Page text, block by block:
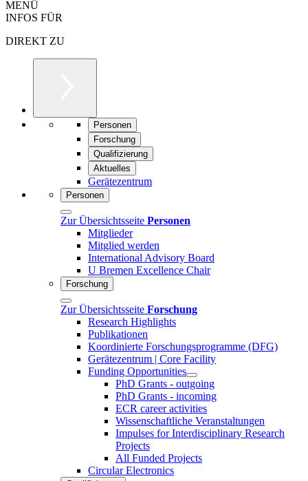
MENÜ
INFOS FÜR
DIREKT ZU
Personen
Forschung
Qualifizierung
Aktuelles
Gerätezentrum
Personen
Zur Übersichtsseite Personen
Mitglieder
Mitglied werden
International Advisory Board
U Bremen Excellence Chair
Forschung
Zur Übersichtsseite Forschung
Research Highlights
Publikationen
Koordinierte Forschungsprogramme (DFG)
Gerätezentrum | Core Facility
Funding Opportunities
PhD Grants - outgoing
PhD Grants - incoming
ECR career activities
Wissenschaftliche Veranstaltungen
Impulses for Interdisciplinary Research
Projects
All Funded Projects
Circular Electronics